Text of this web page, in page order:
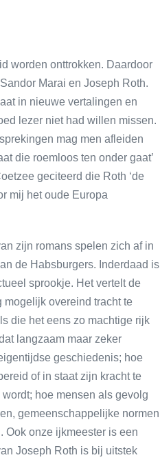
worden onttrokken. Daardoor
Marai en Joseph Roth.
in nieuwe vertalingen en
lezer niet had willen missen.
mag men afleiden
die roemloos ten onder gaat’
geciteerd die Roth ‘de
mij het oude Europa
zijn romans spelen zich af in
de Habsburgers. Inderdaad is
sprookje. Het vertelt de
mogelijk overeind tracht te
die het eens zo machtige rijk
langzaam maar zeker
geschiedenis; hoe
of in staat zijn kracht te
hoe mensen als gevolg
gemeenschappelijke normen
Ook onze ijkmeester is een
Joseph Roth is bij uitstek